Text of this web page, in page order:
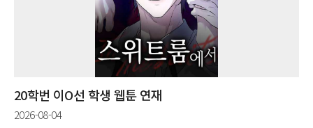
20학번 이O선 학생 웹툰 연재
2026-08-04